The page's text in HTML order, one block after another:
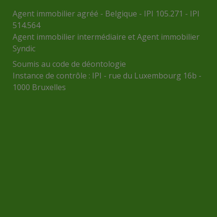
Agent immobilier agréé - Belgique - IPI 105.271 - IPI
514.564
Agent immobilier intermédiaire et Agent immobilier
Syndic
Soumis au code de déontologie
Instance de contrôle : IPI - rue du Luxembourg 16b -
1000 Bruxelles